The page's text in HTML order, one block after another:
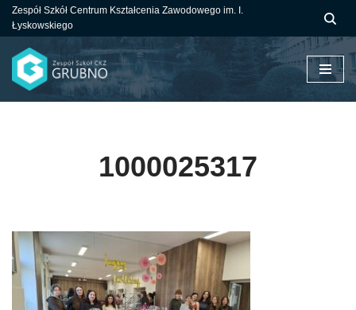
do
treści
Zespół Szkół Centrum Kształcenia Zawodowego im. I.
Łyskowskiego
1000025317